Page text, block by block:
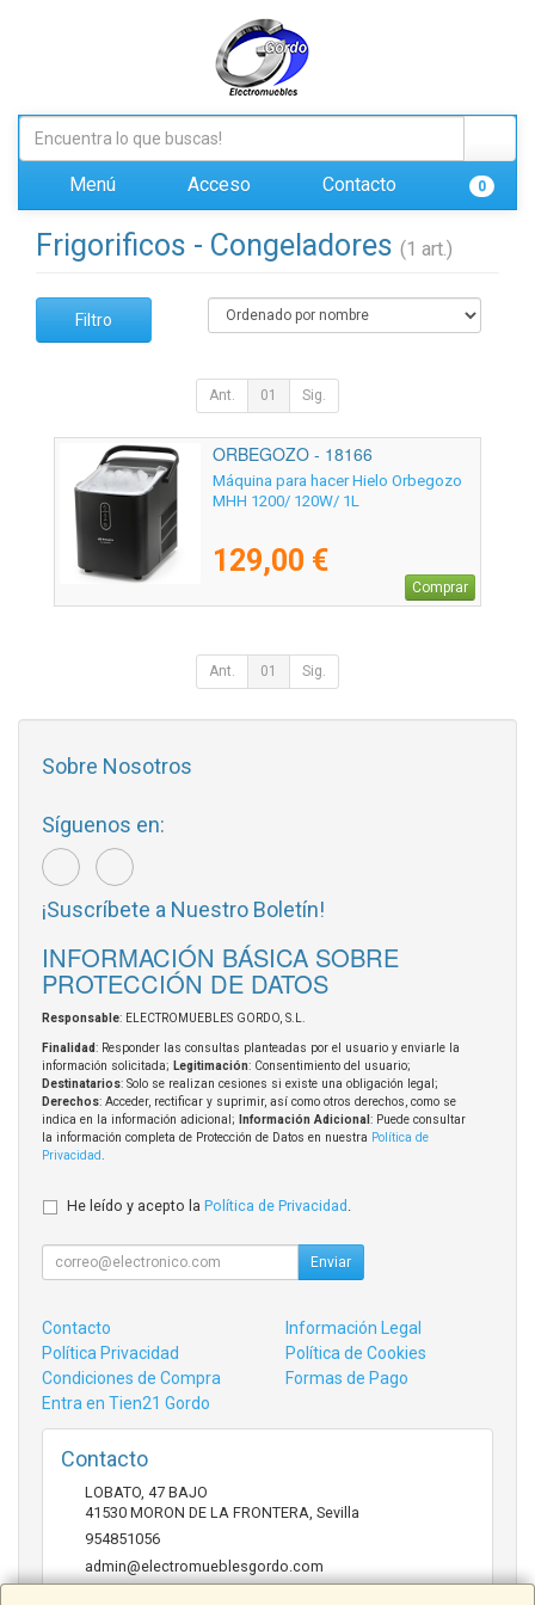
Menú Acceso Contacto 0
Frigorificos - Congeladores (1 art.)
Filtro
Ant. 01 Sig.
ORBEGOZO - 18166
Máquina para hacer Hielo Orbegozo
MHH 1200/ 120W/ 1L
129,00 €
Comprar
Ant. 01 Sig.
Sobre Nosotros
Síguenos en:
¡Suscríbete a Nuestro Boletín!
INFORMACIÓN BÁSICA SOBRE
PROTECCIÓN DE DATOS
Responsable: ELECTROMUEBLES GORDO, S.L.
Finalidad: Responder las consultas planteadas por el usuario y enviarle la
información solicitada; Legitimación: Consentimiento del usuario;
Destinatarios: Solo se realizan cesiones si existe una obligación legal;
Derechos: Acceder, rectificar y suprimir, así como otros derechos, como se
indica en la información adicional;
Información Adicional : Puede consultar
la información completa de Protección de Datos en nuestra Política de
Privacidad
He leído y acepto la Política de Privacidad .
Enviar
Contacto
Información Legal
Política Privacidad
Política de Cookies
Condiciones de Compra
Formas de Pago
Entra en Tien21 Gordo
Contacto
LOBATO, 47 BAJO
41530 MORON DE LA FRONTERA, Sevilla
954851056
admin@electromueblesgordo.com